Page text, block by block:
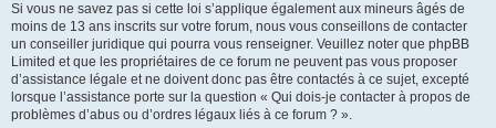
Si vous ne savez pas si cette loi s’applique également aux mineurs âgés de
moins de 13 ans inscrits sur votre forum, nous vous conseillons de contacter
un conseiller juridique qui pourra vous renseigner. Veuillez noter que phpBB
Limited et que les propriétaires de ce forum ne peuvent pas vous proposer
d’assistance légale et ne doivent donc pas être contactés à ce sujet, excepté
lorsque l’assistance porte sur la question « Qui dois-je contacter à propos de
problèmes d’abus ou d’ordres légaux liés à ce forum ? ».